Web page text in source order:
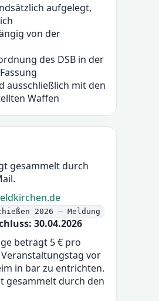
aufgelegt,
von der
des DSB in der
ausschließlich mit den
Waffen
gesammelt durch
2026 – Meldung
30.04.2026
beträgt 5 € pro
vor
in bar zu entrichten.
gesammelt durch den